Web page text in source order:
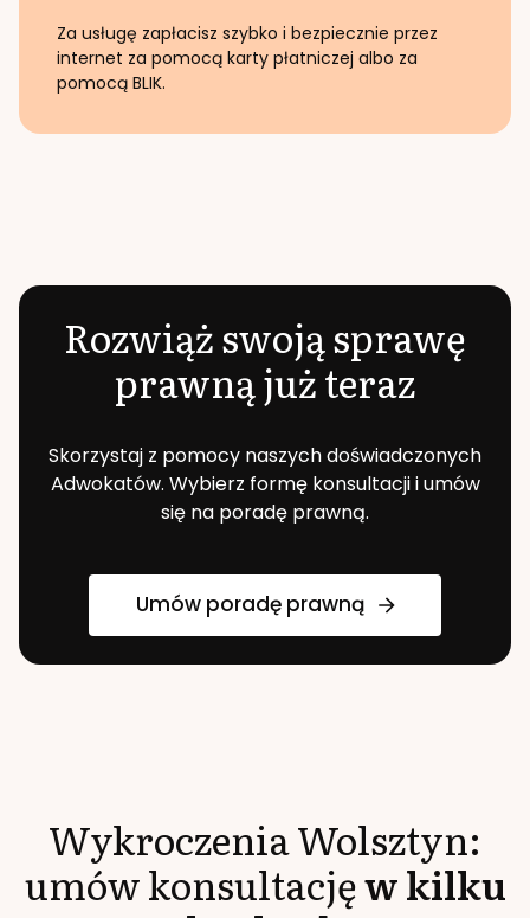
Za usługę zapłacisz szybko i bezpiecznie przez
internet za pomocą karty płatniczej albo za
pomocą BLIK.
Rozwiąż swoją sprawę
prawną już teraz
Skorzystaj z pomocy naszych doświadczonych
Adwokatów. Wybierz formę konsultacji i umów
się na poradę prawną.
Umów poradę prawną
WykroczeniaWolsztyn:
umów konsultacjęw kilku